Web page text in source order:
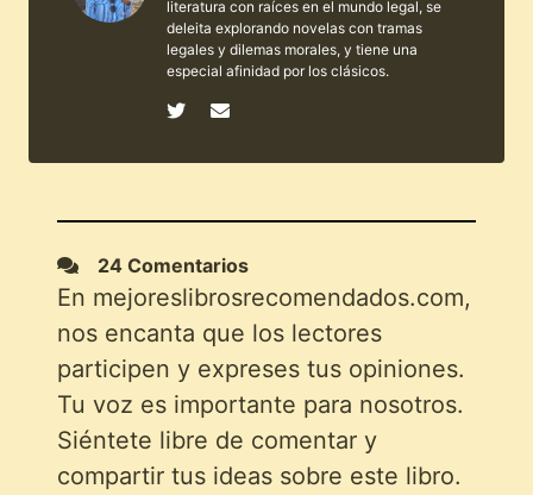
literatura con raíces en el mundo legal, se
deleita explorando novelas con tramas
legales y dilemas morales, y tiene una
especial afinidad por los clásicos.
24 Comentarios
En mejoreslibrosrecomendados.com,
nos encanta que los lectores
participen y expreses tus opiniones.
Tu voz es importante para nosotros.
Siéntete libre de comentar y
compartir tus ideas sobre este libro.